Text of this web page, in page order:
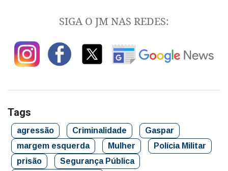
SIGA O JM NAS REDES:
Tags
agressão Criminalidade
Gaspar
margem esquerda
Mulher
Polícia Militar
prisão
Segurança Pública